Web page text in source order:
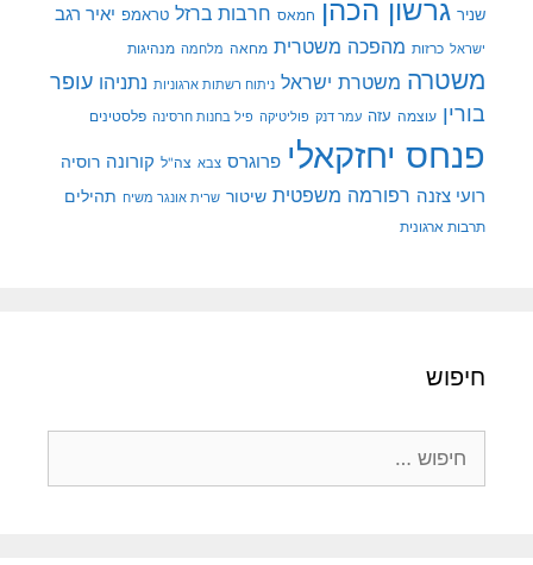
שניר גרשון הכהן חמאס חרבות ברזל טראמפ יאיר רגב
ישראל כרזות מהפכה משטרית מחאה מלחמה מנהיגות
משטרה משטרת ישראל ניתוח רשתות ארגוניות נתניהו עופר
בורין עוצמה עזה עמר דנק פוליטיקה פיל בחנות חרסינה פלסטינים
פנחס יחזקאלי פרוגרס צבא צה"ל קורונה רוסיה
רועי צזנה רפורמה משפטית שיטור שרית אונגר משיח תהילים
תרבות ארגונית
חיפוש